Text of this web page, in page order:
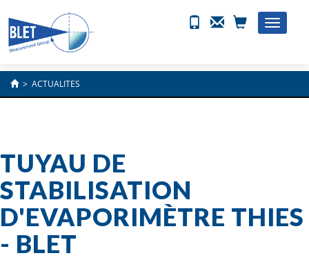
Toggle
> ACTUALITES
TUYAU DE
STABILISATION
D'EVAPORIMÈTRE THIES
- BLET